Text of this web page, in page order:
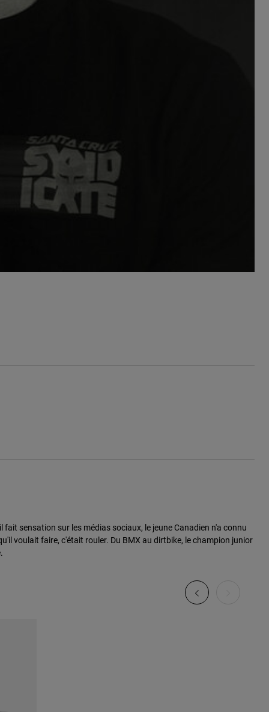
sensation sur les médias sociaux, le jeune Canadien n'a connu
voulait faire, c'était rouler. Du BMX au dirtbike, le champion junior